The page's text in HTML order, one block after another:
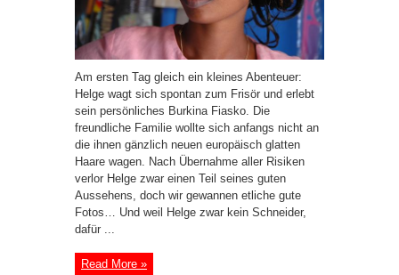
Am ersten Tag gleich ein kleines Abenteuer:
Helge wagt sich spontan zum Frisör und erlebt
sein persönliches Burkina Fiasko. Die
freundliche Familie wollte sich anfangs nicht an
die ihnen gänzlich neuen europäisch glatten
Haare wagen. Nach Übernahme aller Risiken
verlor Helge zwar einen Teil seines guten
Aussehens, doch wir gewannen etliche gute
Fotos… Und weil Helge zwar kein Schneider,
dafür ...
Read More »